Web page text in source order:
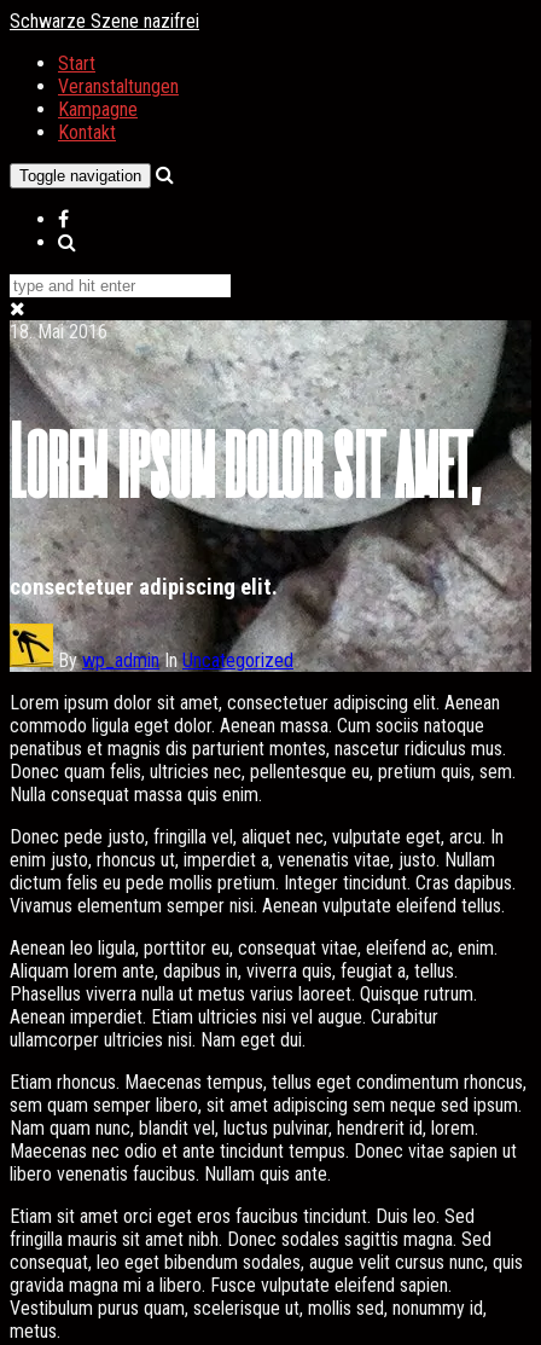
Schwarze Szene nazifrei
Start
Veranstaltungen
Kampagne
Kontakt
Toggle navigation
18. Mai 2016
Lorem ipsum dolor sit amet,
consectetuer adipiscing elit.
By wp_admin In Uncategorized
Lorem ipsum dolor sit amet, consectetuer adipiscing elit. Aenean
commodo ligula eget dolor. Aenean massa. Cum sociis natoque
penatibus et magnis dis parturient montes, nascetur ridiculus mus.
Donec quam felis, ultricies nec, pellentesque eu, pretium quis, sem.
Nulla consequat massa quis enim.
Donec pede justo, fringilla vel, aliquet nec, vulputate eget, arcu. In
enim justo, rhoncus ut, imperdiet a, venenatis vitae, justo. Nullam
dictum felis eu pede mollis pretium. Integer tincidunt. Cras dapibus.
Vivamus elementum semper nisi. Aenean vulputate eleifend tellus.
Aenean leo ligula, porttitor eu, consequat vitae, eleifend ac, enim.
Aliquam lorem ante, dapibus in, viverra quis, feugiat a, tellus.
Phasellus viverra nulla ut metus varius laoreet. Quisque rutrum.
Aenean imperdiet. Etiam ultricies nisi vel augue. Curabitur
ullamcorper ultricies nisi. Nam eget dui.
Etiam rhoncus. Maecenas tempus, tellus eget condimentum rhoncus,
sem quam semper libero, sit amet adipiscing sem neque sed ipsum.
Nam quam nunc, blandit vel, luctus pulvinar, hendrerit id, lorem.
Maecenas nec odio et ante tincidunt tempus. Donec vitae sapien ut
libero venenatis faucibus. Nullam quis ante.
Etiam sit amet orci eget eros faucibus tincidunt. Duis leo. Sed
fringilla mauris sit amet nibh. Donec sodales sagittis magna. Sed
consequat, leo eget bibendum sodales, augue velit cursus nunc, quis
gravida magna mi a libero. Fusce vulputate eleifend sapien.
Vestibulum purus quam, scelerisque ut, mollis sed, nonummy id,
metus.